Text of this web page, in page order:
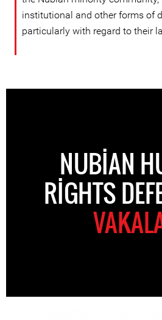
institutional and other forms of
particularly with regard to their
NUBIAN
RIGHTS